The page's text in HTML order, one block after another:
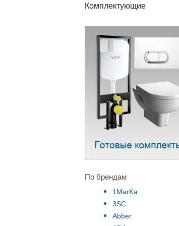
Комплектующие
По брендам
1MarKa
3SC
Abber